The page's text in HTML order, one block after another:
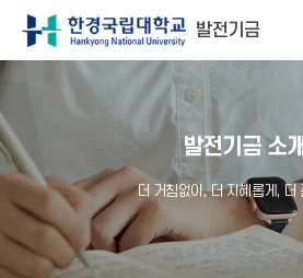
발전기금
발전기금 소개